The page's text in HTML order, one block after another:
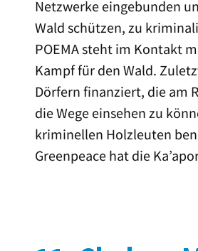
Netzwerke eingebunden
Wald schützen, zu
POEMA steht im Kontakt
Kampf für den Wald.
Dörfern finanziert, die am
die Wege einsehen zu
kriminellen Holzleuten
Greenpeace hat die